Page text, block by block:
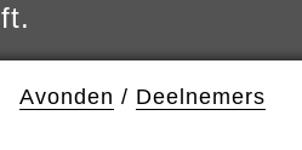
Avonden / Deelnemers